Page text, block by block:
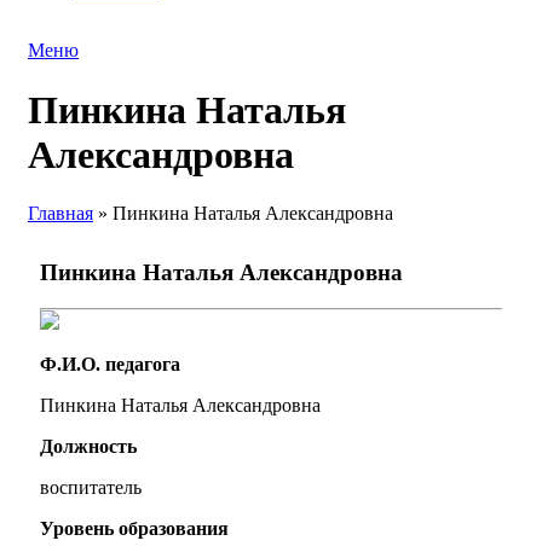
Меню
Пинкина Наталья
Александровна
Главная » Пинкина Наталья Александровна
Пинкина Наталья Александровна
Ф.И.О. педагога
Пинкина Наталья Александровна
Должность
воспитатель
Уровень образования